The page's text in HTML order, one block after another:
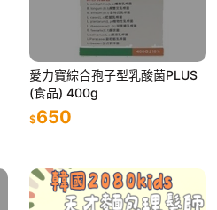
愛力寶綜合孢子型乳酸菌PLUS
(食品) 400g
$650